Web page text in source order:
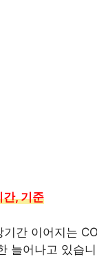
, 기준
간 이어지는
늘어나고 있습